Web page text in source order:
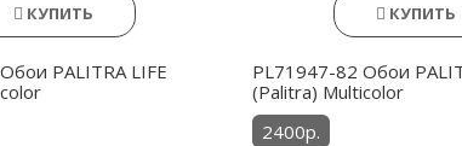
КУПИТЬ
PALITRA LIFE
КУПИТЬ
PL71947-82 Обои
(Palitra) Multicolor
2400р.